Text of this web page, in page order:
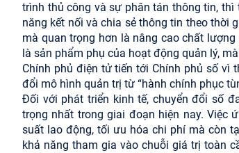
trình thủ công và sự phân tán thông tin,
năng kết nối và chia sẻ thông tin theo thời
mà quan trọng hơn là nâng cao chất
là sản phẩm phụ của hoạt động quản lý,
Chính phủ điện tử tiến tới Chính phủ số vì
đổi mô hình quản trị từ “hành chính phục
Đối với phát triển kinh tế, chuyển đổi số
trọng nhất trong giai đoạn hiện nay. Việc
suất lao động, tối ưu hóa chi phí mà còn
khả năng tham gia vào chuỗi giá trị toàn